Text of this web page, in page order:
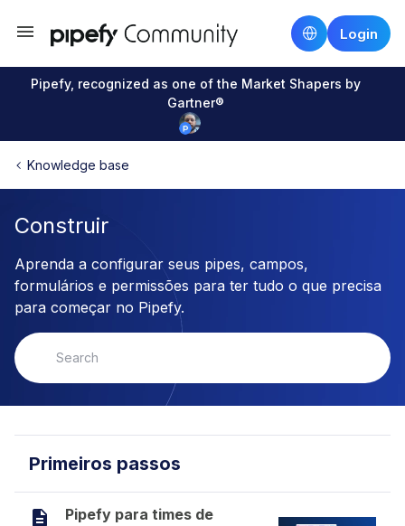
Login
Pipefy, recognized as one of the Market Shapers by
Gartner®
Knowledge base
Construir
Aprenda a configurar seus pipes, campos,
formulários e permissões para ter tudo o que precisa
para começar no Pipefy.
Primeiros passos
Pipefy para times de